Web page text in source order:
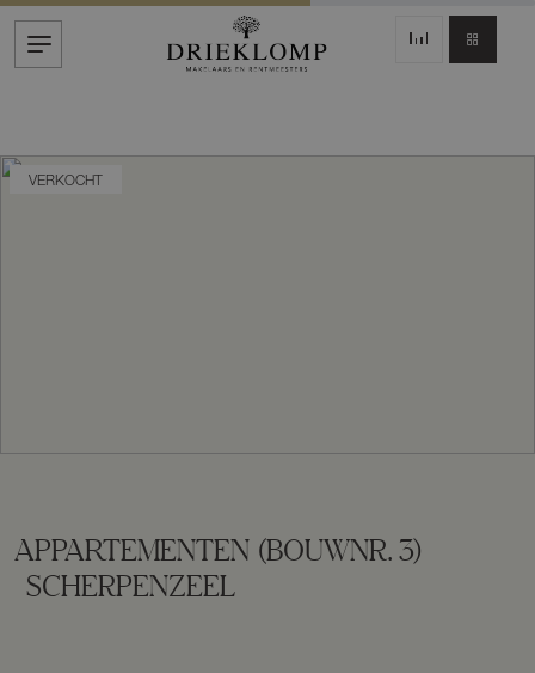
VERKOCHT
APPARTEMENTEN (BOUWNR. 3)
SCHERPENZEEL